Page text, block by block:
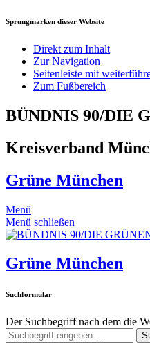
Sprungmarken dieser Website
Direkt zum Inhalt
Zur Navigation
Seitenleiste mit
Zum Fußbereich
BÜNDNIS 90/DIE
Kreisverband
Grüne München
Menü
Menü schließen
Grüne München
Suchformular
Der Suchbegriff nach dem die